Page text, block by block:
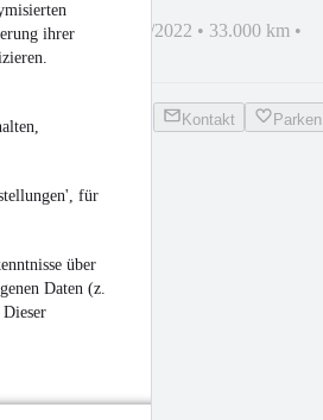
ihrer
für
über
Daten (z.
16.500 kg EZ 02/2022 • 33.000 km •
Kontakt Parken